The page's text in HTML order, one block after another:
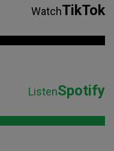
WatchTikTok
ListenSpotify